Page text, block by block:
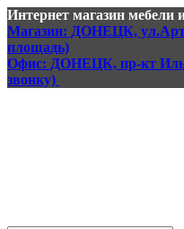
Интернет магазин
Магазин: ДОНЕЦК,
площадь)
Офис: ДОНЕЦК, пр-кт
звонку)